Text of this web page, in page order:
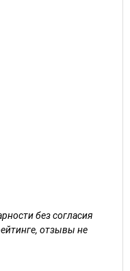
без согласия
отзывы не